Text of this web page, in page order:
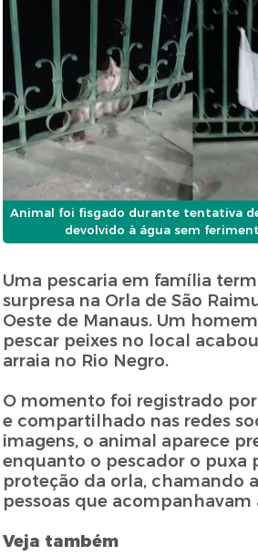
Animal foi fisgado durante tentativa
devolvido à água sem
Uma pescaria em família
surpresa na Orla de São
Oeste de Manaus. Um
pescar peixes no local
arraia no Rio Negro.
O momento foi registrado
e compartilhado nas redes
imagens, o animal aparece
enquanto o pescador o puxa
proteção da orla, chamando
pessoas que acompanhavam
Veja também